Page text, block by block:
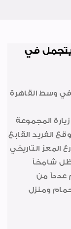
الشركة
زيارات
الشركة
متنوعة
في
وسط القاهرة
زيارة المجموعة
الفريد القابع
المعز التاريخي
ظل شامخاً
عدداً من
ومنزل